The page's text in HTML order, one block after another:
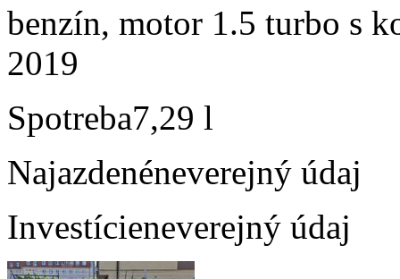
benzín, motor 1.5 turbo s
2019
Spotreba7,29 l
Najazdenéneverejný údaj
Investícieneverejný údaj